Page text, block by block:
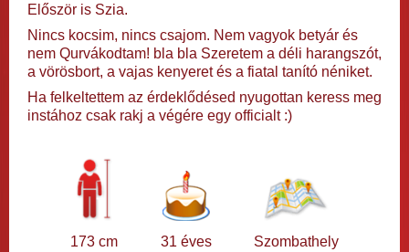
Először is Szia.
Nincs kocsim, nincs csajom. Nem vagyok betyár és
nem Qurvákodtam! bla bla Szeretem a déli harangszót,
a vörösbort, a vajas kenyeret és a fiatal tanító néniket.
Ha felkeltettem az érdeklődésed nyugottan keress meg
instához csak rakj a végére egy officialt :)
173 cm 31 éves Szombathely